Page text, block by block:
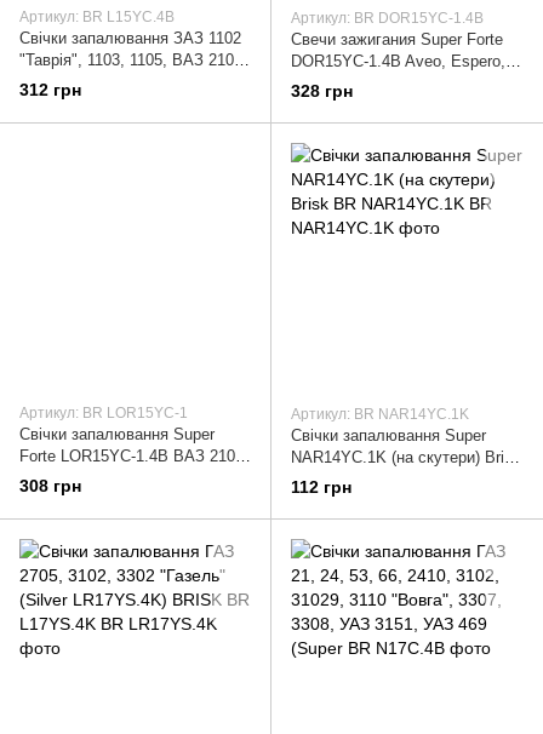
Артикул: BR L15YC.4B
Свічки запалювання ЗАЗ 1102
"Таврія", 1103, 1105, ВАЗ 2101,
21011, 21011, 2102, 2103, 2104,
2105, 2106, 2107, 2108,
312 грн
Артикул: BR DOR15YC-1.4B
Свечи зажигания Super Forte
DOR15YC-1.4B Aveo, Espero,
Lacetti, Nexia Brisk BR
DOR15YC-1.4B
328 грн
Артикул: BR LOR15YC-1
Свічки запалювання Super
Forte LOR15YC-1.4B ВАЗ 2101,
2102, 2103, 2104, 2105, 2106,
2107, 2108, 2109, 2110, 2121
308 грн
Артикул: BR NAR14YC.1K
Свічки запалювання Super
NAR14YC.1K (на скутери) Brisk
BR NAR14YC.1K
112 грн